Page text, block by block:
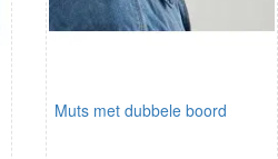
Muts met dubbele boord